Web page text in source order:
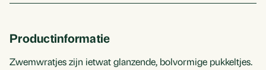
Productinformatie
Zwemwratjes zijn ietwat glanzende, bolvormige pukkeltjes.